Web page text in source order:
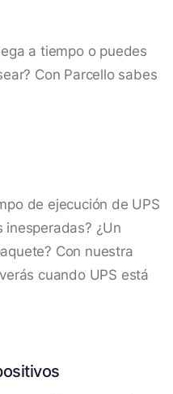
a tiempo o puedes
Con Parcello sabes
de ejecución de UPS
¿Un
Con nuestra
cuando UPS está